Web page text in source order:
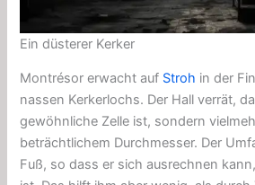
Ein düsterer Kerker
Montrésor erwacht auf Stroh in der
nassen Kerkerlochs. Der Hall verrät,
gewöhnliche Zelle ist, sondern
beträchtlichem Durchmesser. Der
Fuß, so dass er sich ausrechnen